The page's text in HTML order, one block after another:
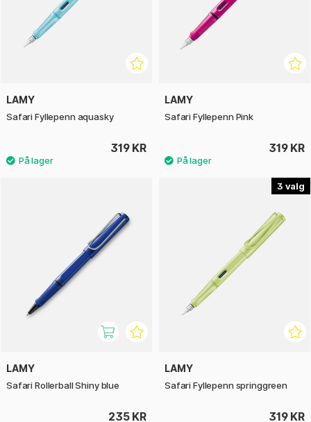
LAMY
Safari Fyllepenn aquasky
319 KR
LAMY
Safari Fyllepenn Pink
319 KR
LAMY
Safari Rollerball Shiny blue
235 KR
3
LAMY
Safari Fyllepenn springgreen
319 KR